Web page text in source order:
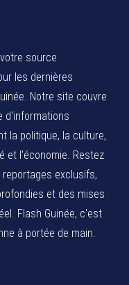
source
les dernières
Notre site couvre
d'informations
la politique, la culture,
et l'économie. Restez
exclusifs,
et des mises
Flash Guinée, c'est
à portée de main.